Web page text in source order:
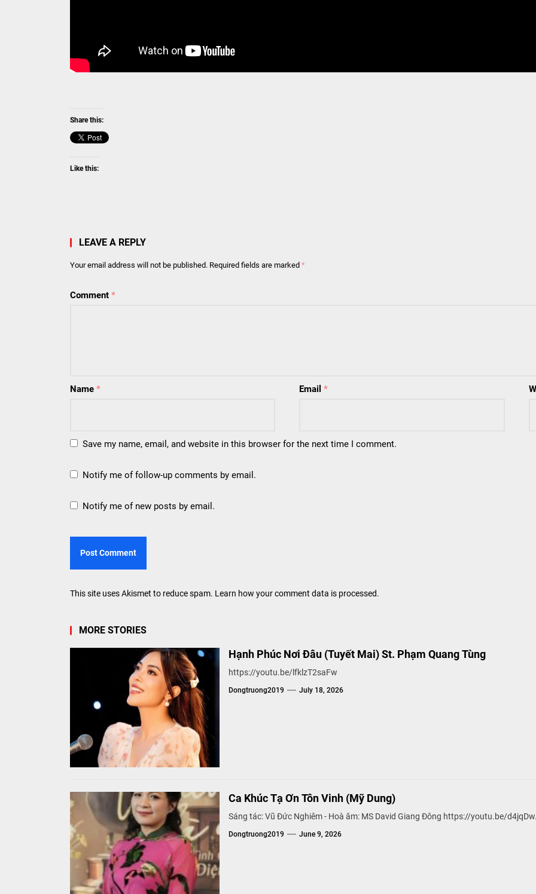
Share this:
Like this:
LEAVE A REPLY
Your email address will not be published. Required fields are marked *
Comment *
Name * Email*
Save my name, email, and website in this browser for the next time I comment.
Notify me of follow-up comments by email.
Notify me of new posts by email.
This site uses Akismet to reduce spam. Learn how your comment data is processed.
MORE STORIES
Hạnh Phúc Nơi Đâu (Tuyết Mai) St. Phạm Quang Tùng
https://youtu.be/lfklzT2saFw
Dongtruong2019 July 18, 2026
Ca Khúc Tạ Ơn Tôn Vinh (Mỹ Dung)
Sáng tác: Vũ Đức Nghiêm - Hoà âm: MS David Giang Đông https://youtu.be/
Dongtruong2019 June 9, 2026